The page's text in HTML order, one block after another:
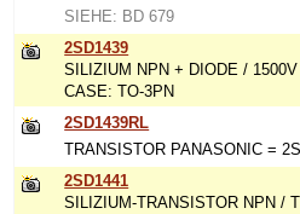
SIEHE: BD 679
2SD1439
SILIZIUM NPN + DIODE /
CASE: TO-3PN
2SD1439RL
TRANSISTOR PANASONIC =
2SD1441
SILIZIUM-TRANSISTOR NPN /